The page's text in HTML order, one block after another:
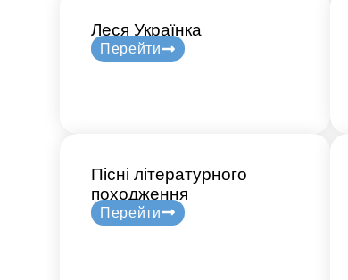
Леся Українка
Перейти
Пісні літературного
походження
Перейти